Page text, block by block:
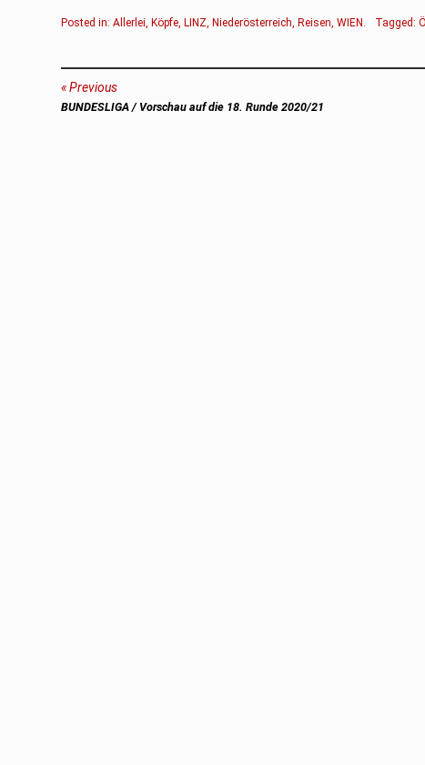
Posted in:Allerlei ,Köpfe ,LINZ ,Niederösterreich ,Reisen ,WIEN Tagged:
Beitragsnavigation
Previous
Previous
BUNDESLIGA / Vorschau auf die 18. Runde 2020/21